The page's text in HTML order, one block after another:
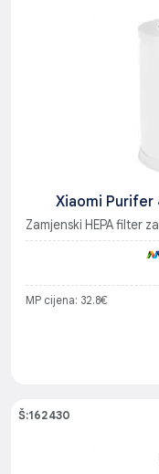
Xiaomi
Zamjenski HEPA filter
MP cijena: 32.8€
Š:162430